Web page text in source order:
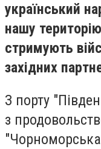
український
нашу
стримують
західних
З порту
з